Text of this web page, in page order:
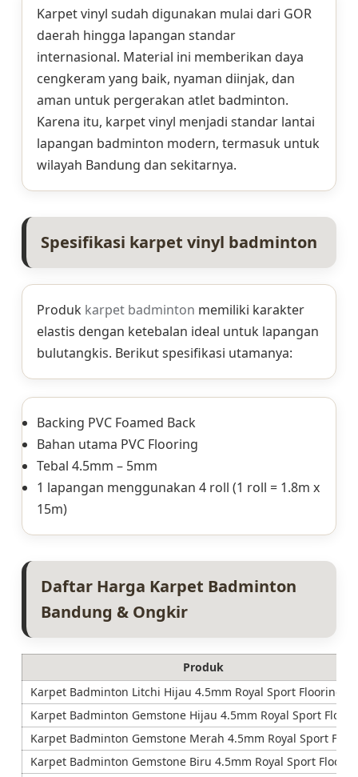
Karpet vinyl sudah digunakan mulai dari GOR
daerah hingga lapangan standar
internasional. Material ini memberikan daya
cengkeram yang baik, nyaman diinjak, dan
aman untuk pergerakan atlet badminton.
Karena itu, karpet vinyl menjadi standar lantai
lapangan badminton modern, termasuk untuk
wilayah Bandung dan sekitarnya.
Spesifikasi karpet vinyl badminton
Produk karpet badminton memiliki karakter
elastis dengan ketebalan ideal untuk lapangan
bulutangkis. Berikut spesifikasi utamanya:
Backing PVC Foamed Back
Bahan utama PVC Flooring
Tebal 4.5mm – 5mm
1 lapangan menggunakan 4 roll (1 roll = 1.8m x
15m)
Daftar Harga Karpet Badminton
Bandung & Ongkir
Produk
Karpet Badminton Litchi Hijau 4.5mm Royal Sport Flooring
Karpet Badminton Gemstone Hijau 4.5mm Royal Sport
Karpet Badminton Gemstone Merah 4.5mm Royal Sport
Karpet Badminton Gemstone Biru 4.5mm Royal Sport